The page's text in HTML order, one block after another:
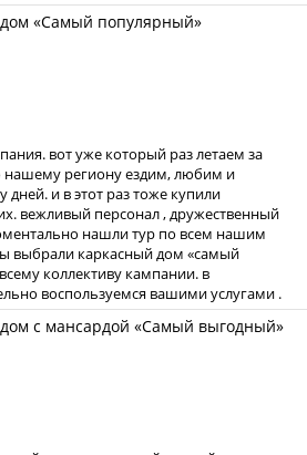
вот уже который раз летаем за
нашему региону ездим, любим и
дней. и в этот раз тоже купили
вежливый персонал , дружественный
нашли тур по всем нашим
выбрали каркасный дом «самый
коллективу кампании. в
воспользуемся вашими услугами .